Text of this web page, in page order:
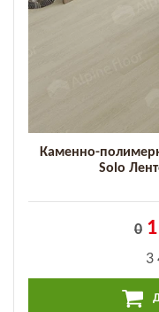
Каменно-
Solo
0
3